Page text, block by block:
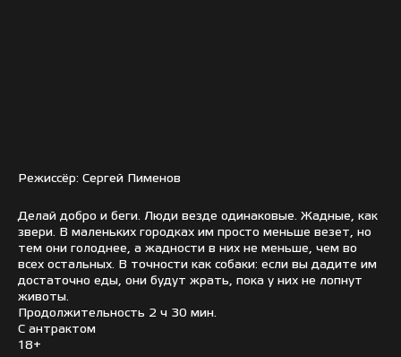
Режиссёр: Сергей Пименов
Делай добро и беги. Люди везде одинаковые. Жадные, как
звери. В маленьких городках им просто меньше везет, но
тем они голоднее, а жадности в них не меньше, чем во
всех остальных. В точности как собаки: если вы дадите им
достаточно еды, они будут жрать, пока у них не лопнут
животы.
Продолжительность 2 ч 30 мин.
С антрактом
18+